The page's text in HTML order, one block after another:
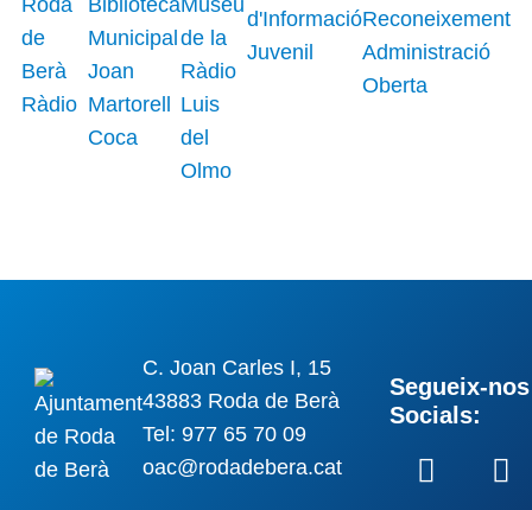
C. Joan Carles I, 15
43883 Roda de Berà
Tel: 977 65 70 09
oac@rodadebera.cat
Segueix-
Socials: